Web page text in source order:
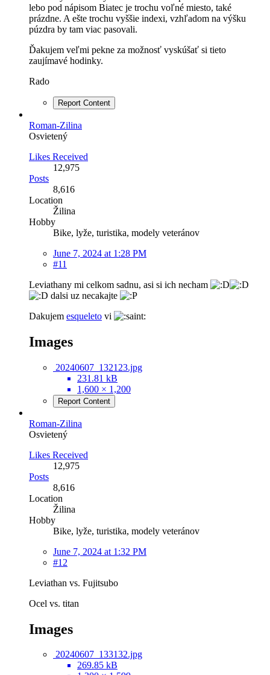
lebo pod nápisom Biatec je trochu voľné miesto, také
prázdne. A ešte trochu vyššie indexi, vzhľadom na výšku
púzdra by tam viac pasovali.
Ďakujem veľmi pekne za možnosť vyskúšať si tieto
zaujímavé hodinky.
Rado
Report Content
Roman-Zilina
Osvietený
Likes Received
12,975
Posts
8,616
Location
Žilina
Hobby
Bike, lyže, turistika, modely veteránov
June 7, 2024 at 1:28 PM
#11
Leviathany mi celkom sadnu, asi si ich necham
dalsi uz necakajte
Dakujem esqueleto vi
Images
20240607_132123.jpg
231.81 kB
1,600 × 1,200
Report Content
Roman-Zilina
Osvietený
Likes Received
12,975
Posts
8,616
Location
Žilina
Hobby
Bike, lyže, turistika, modely veteránov
June 7, 2024 at 1:32 PM
#12
Leviathan vs. Fujitsubo
Ocel vs. titan
Images
20240607_133132.jpg
269.85 kB